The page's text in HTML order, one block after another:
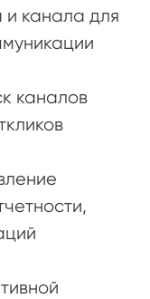
и канала для
каналов